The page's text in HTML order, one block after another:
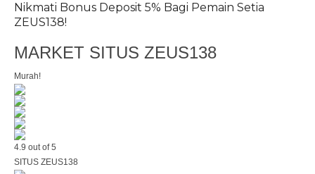
Nikmati Bonus Deposit 5% Bagi Pemain Setia
ZEUS138!
MARKET SITUS ZEUS138
Murah!
4.9 out of 5
SITUS ZEUS138